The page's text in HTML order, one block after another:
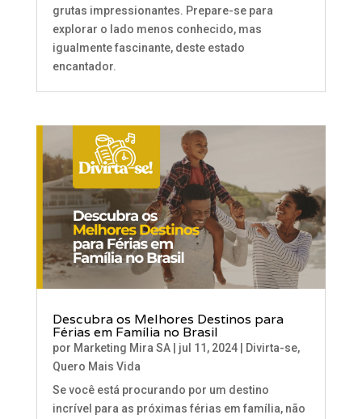
grutas impressionantes. Prepare-se para
explorar o lado menos conhecido, mas
igualmente fascinante, deste estado
encantador.
Descubra os Melhores Destinos para
Férias em Família no Brasil
por Marketing Mira SA| jul 11, 2024| Divirta-se,
Quero Mais Vida
Se você está procurando por um destino
incrível para as próximas férias em família, não